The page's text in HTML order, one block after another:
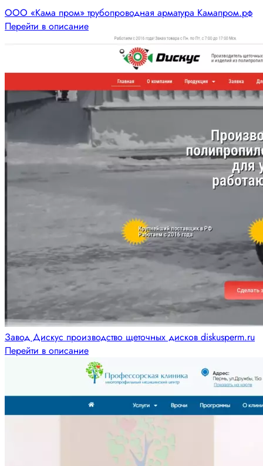
ООО «Кама пром» трубопроводная арматура Камапром.рф
Перейти в описание
Завод Дискус производство щеточных дисков diskusperm.ru
Перейти в описание